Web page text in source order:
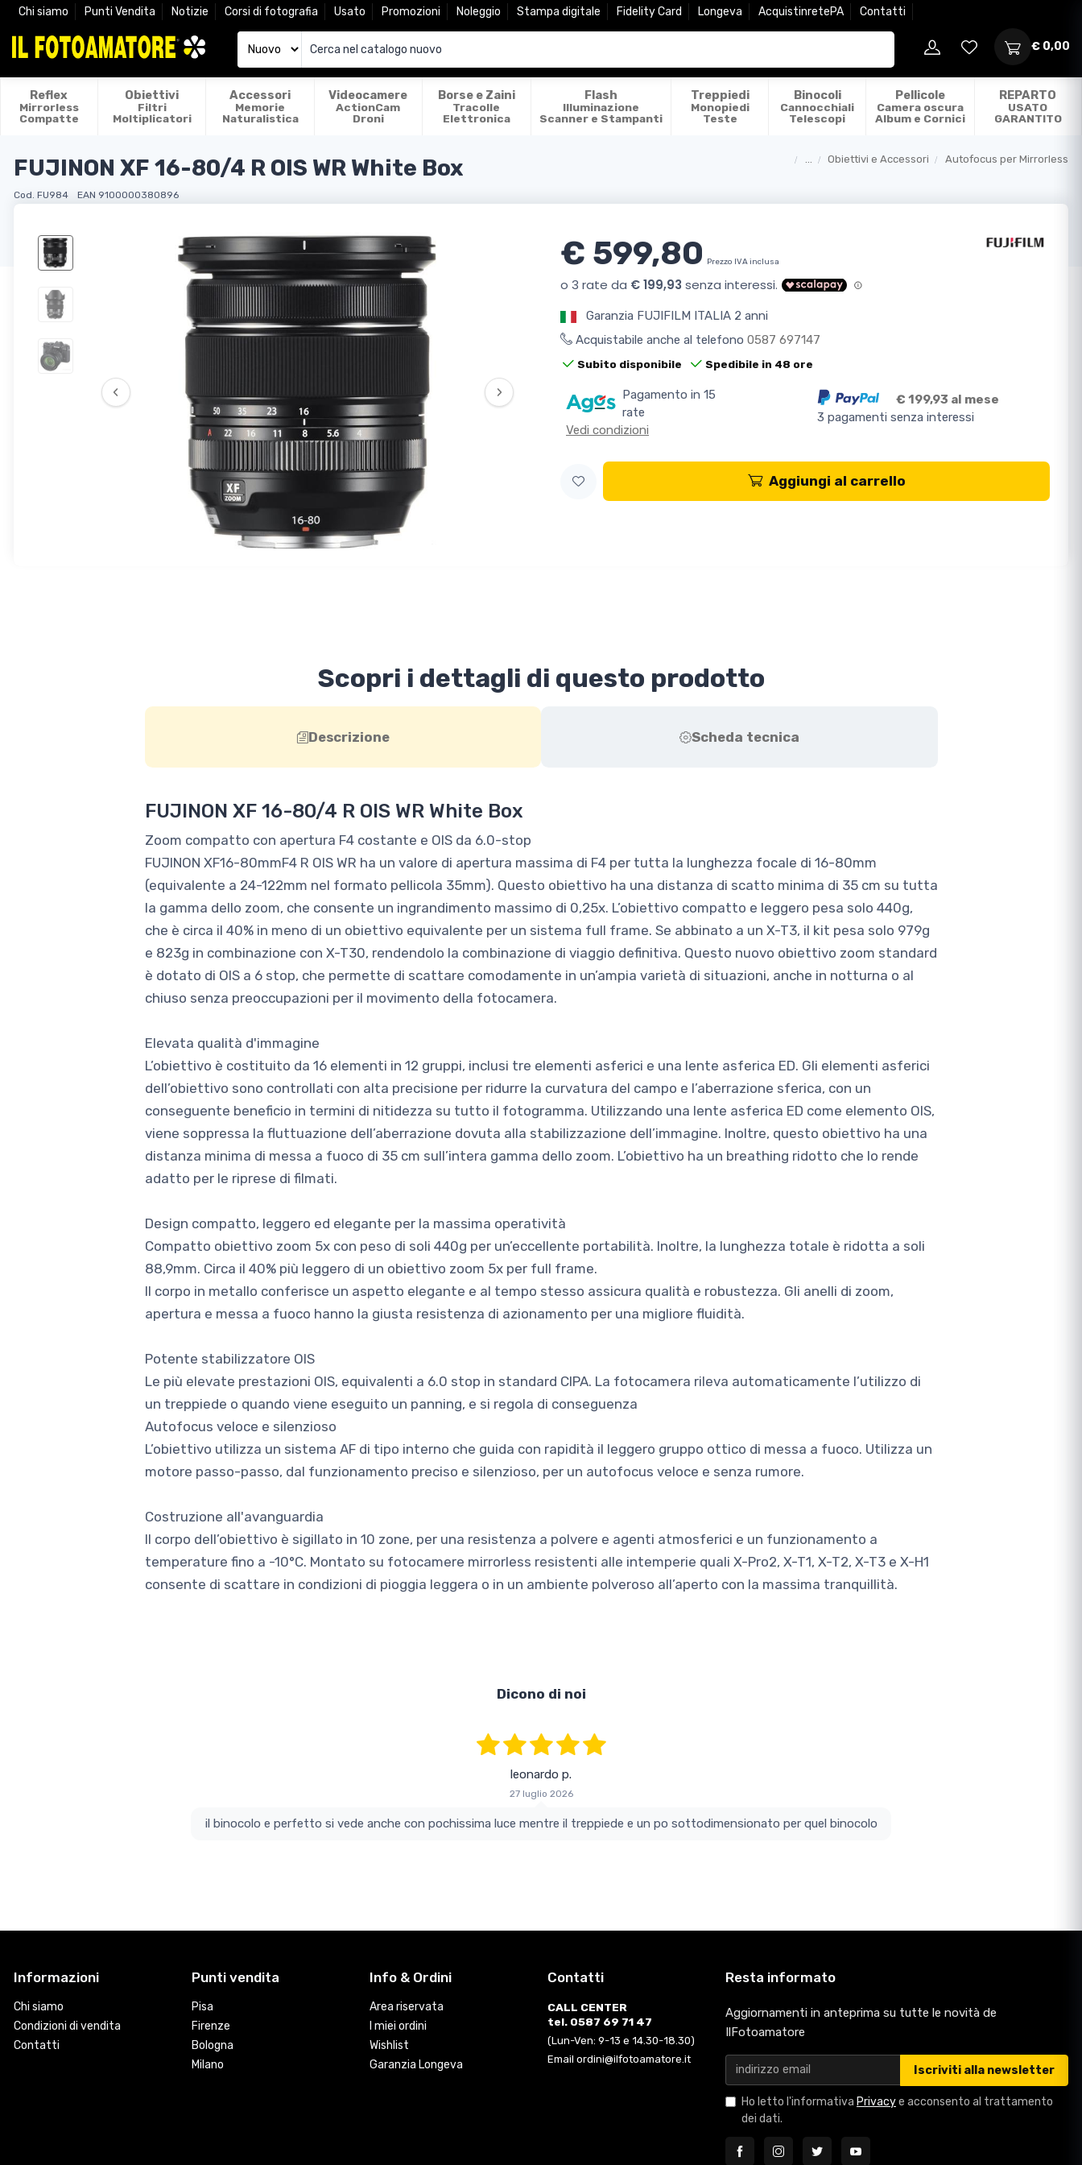
Chi siamo Punti Vendita Notizie Corsi di fotografia Usato Promozioni Noleggio Stampa digitale Fidelity Card Longeva AcquistinretePA Contatti
€ 0,00
Reflex
Mirrorless
Compatte
Obiettivi
Filtri
Moltiplicatori
Accessori
Memorie
Naturalistica
Videocamere
ActionCam
Droni
Borse e Zaini
Tracolle
Elettronica
Flash
Illuminazione
Scanner e Stampanti
Treppiedi
Monopiedi
Teste
Binocoli
Cannocchiali
Telescopi
Pellicole
Camera oscura
Album e Cornici
REPARTO
USATO
GARANTITO
Obiettivi e Accessori Autofocus per Mirrorless
FUJINON XF 16-80/4 R OIS WR White Box
Cod. FU984 EAN 9100000380896
‹ ›
€ 599,80 Prezzo IVA inclusa
Garanzia FUJIFILM ITALIA 2 anni
Acquistabile anche al telefono 0587 697147
Subito disponibile Spedibile in 48 ore
Pagamento in 15
rate
Vedi condizioni
€ 199,93 al mese
3 pagamenti senza interessi
Aggiungi al carrello
Scopri i dettagli di questo prodotto
Descrizione Scheda tecnica
FUJINON XF 16-80/4 R OIS WR White Box
Zoom compatto con apertura F4 costante e OIS da 6.0-stop
FUJINON XF16-80mmF4 R OIS WR ha un valore di apertura massima di F4 per tutta la lunghezza focale di 16-80mm
(equivalente a 24-122mm nel formato pellicola 35mm). Questo obiettivo ha una distanza di scatto minima di 35 cm su tutta
la gamma dello zoom, che consente un ingrandimento massimo di 0,25x. L’obiettivo compatto e leggero pesa solo 440g,
che è circa il 40% in meno di un obiettivo equivalente per un sistema full frame. Se abbinato a un X-T3, il kit pesa solo 979g
e 823g in combinazione con X-T30, rendendolo la combinazione di viaggio definitiva. Questo nuovo obiettivo zoom standard
è dotato di OIS a 6 stop, che permette di scattare comodamente in un’ampia varietà di situazioni, anche in notturna o al
chiuso senza preoccupazioni per il movimento della fotocamera.
Elevata qualità d'immagine
L’obiettivo è costituito da 16 elementi in 12 gruppi, inclusi tre elementi asferici e una lente asferica ED. Gli elementi asferici
dell’obiettivo sono controllati con alta precisione per ridurre la curvatura del campo e l’aberrazione sferica, con un
conseguente beneficio in termini di nitidezza su tutto il fotogramma. Utilizzando una lente asferica ED come elemento OIS,
viene soppressa la fluttuazione dell’aberrazione dovuta alla stabilizzazione dell’immagine. Inoltre, questo obiettivo ha una
distanza minima di messa a fuoco di 35 cm sull’intera gamma dello zoom. L’obiettivo ha un breathing ridotto che lo rende
adatto per le riprese di filmati.
Design compatto, leggero ed elegante per la massima operatività
Compatto obiettivo zoom 5x con peso di soli 440g per un’eccellente portabilità. Inoltre, la lunghezza totale è ridotta a soli
88,9mm. Circa il 40% più leggero di un obiettivo zoom 5x per full frame.
Il corpo in metallo conferisce un aspetto elegante e al tempo stesso assicura qualità e robustezza. Gli anelli di zoom,
apertura e messa a fuoco hanno la giusta resistenza di azionamento per una migliore fluidità.
Potente stabilizzatore OIS
Le più elevate prestazioni OIS, equivalenti a 6.0 stop in standard CIPA. La fotocamera rileva automaticamente l’utilizzo di
un treppiede o quando viene eseguito un panning, e si regola di conseguenza
Autofocus veloce e silenzioso
L’obiettivo utilizza un sistema AF di tipo interno che guida con rapidità il leggero gruppo ottico di messa a fuoco. Utilizza un
motore passo-passo, dal funzionamento preciso e silenzioso, per un autofocus veloce e senza rumore.
Costruzione all'avanguardia
Il corpo dell’obiettivo è sigillato in 10 zone, per una resistenza a polvere e agenti atmosferici e un funzionamento a
temperature fino a -10°C. Montato su fotocamere mirrorless resistenti alle intemperie quali X-Pro2, X-T1, X-T2, X-T3 e X-H1
consente di scattare in condizioni di pioggia leggera o in un ambiente polveroso all’aperto con la massima tranquillità.
Dicono di noi
leonardo p.
27 luglio 2026
il binocolo e perfetto si vede anche con pochissima luce mentre il treppiede e un po sottodimensionato per quel binocolo
Informazioni
Chi siamo
Condizioni di vendita
Contatti
Punti vendita
Pisa
Firenze
Bologna
Milano
Info & Ordini
Area riservata
I miei ordini
Wishlist
Garanzia Longeva
Contatti
CALL CENTER
tel. 0587 69 71 47
(Lun-Ven: 9-13 e 14.30-18.30)
Email ordini@ilfotoamatore.it
Resta informato
Aggiornamenti in anteprima su tutte le novità de
IlFotoamatore
Iscriviti alla newsletter
Ho letto l'informativa Privacye acconsento al trattamento
dei dati.